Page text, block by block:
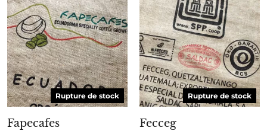
Rupture de stock
Fapecafes
Rupture de stock
Fecceg